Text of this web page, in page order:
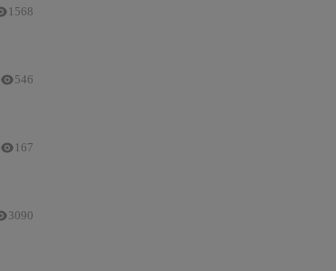
1568
546
167
3090